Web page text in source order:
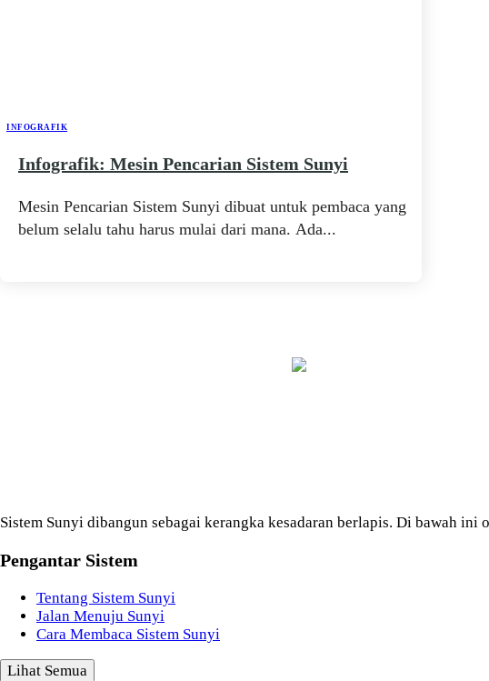
INFOGRAFIK
Infografik: Mesin Pencarian Sistem Sunyi
Mesin Pencarian Sistem Sunyi dibuat untuk pembaca yang
belum selalu tahu harus mulai dari mana. Ada...
Sistem Sunyi dibangun sebagai kerangka kesadaran berlapis. Di bawah ini
Pengantar Sistem
Tentang Sistem Sunyi
Jalan Menuju Sunyi
Cara Membaca Sistem Sunyi
Lihat Semua